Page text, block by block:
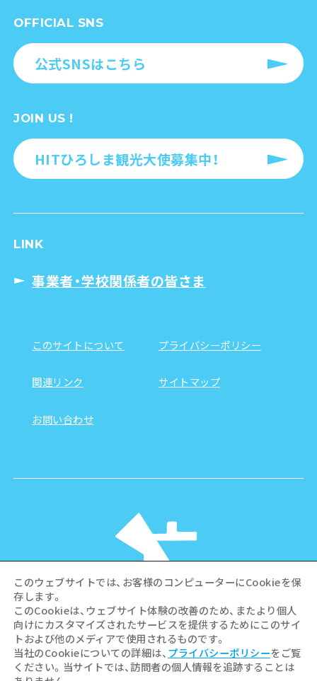
OFFICIAL SNS
公式SNSはこちら
JOIN US !
HITひろしま観光大使募集中！
LINK
事業者・学校関係者の皆さま
このサイトについて プライバシーポリシー
関連リンク サイトマップ
お問い合わせ
©Hiroshima Tourism Association /
Hiroshima Prefecture / Hiroshima City .
All rights reserved
このウェブサイトでは、お客様のコンピューターにCookieを保
存します。
このCookieは、ウェブサイト体験の改善のため、またより個人
向けにカスタマイズされたサービスを提供するためにこのサイ
トおよび他のメディアで使用されるものです。
当社のCookieについての詳細は、 プライバシーポリシーをご覧
ください。当サイトでは、訪問者の個人情報を追跡することは